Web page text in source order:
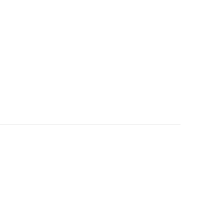
du produit
peuvent être choisies sur la page du produit